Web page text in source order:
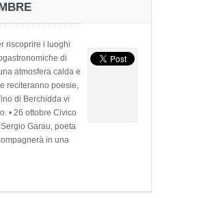
riscoprire i luoghi
di
atmosfera calda e
reciteranno poesie,
di Berchidda vi
• 26 ottobre Civico
Garau, poeta
in una